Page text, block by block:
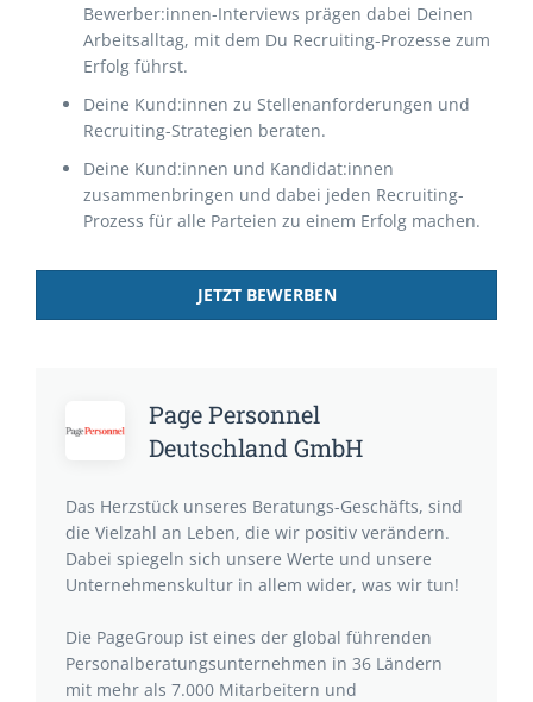
Bewerber:innen-Interviews prägen dabei Deinen
Arbeitsalltag, mit dem Du Recruiting-Prozesse zum
Erfolg führst.
Deine Kund:innen zu Stellenanforderungen und
Recruiting-Strategien beraten.
Deine Kund:innen und Kandidat:innen
zusammenbringen und dabei jeden Recruiting-
Prozess für alle Parteien zu einem Erfolg machen.
JETZT BEWERBEN
Page Personnel
Deutschland GmbH
Das Herzstück unseres Beratungs-Geschäfts, sind
die Vielzahl an Leben, die wir positiv verändern.
Dabei spiegeln sich unsere Werte und unsere
Unternehmenskultur in allem wider, was wir tun!
Die PageGroup ist eines der global führenden
Personalberatungsunternehmen in 36 Ländern
mit mehr als 7.000 Mitarbeitern und